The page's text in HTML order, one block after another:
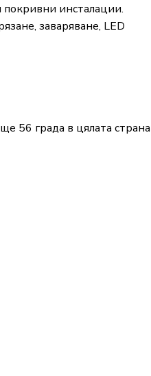
инсталации.
заваряване, LED
56 града в цялата страна